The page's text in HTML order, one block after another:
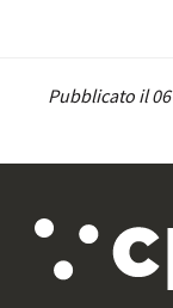
Pubblicato il